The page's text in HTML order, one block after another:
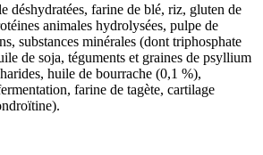
déshydratées, farine de blé, riz, gluten de
animales hydrolysées, pulpe de
substances minérales (dont triphosphate
de soja, téguments et graines de psyllium
huile de bourrache (0,1 %),
farine de tagète, cartilage